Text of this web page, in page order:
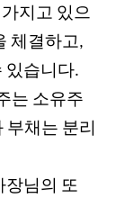
지고 있으
체결하고,
있습니다.
는 소유주
채는 분리
장님의 또